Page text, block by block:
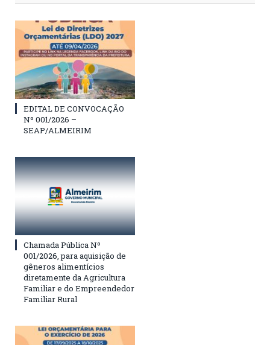
EDITAL DE CONVOCAÇÃO
Nº 001/2026 –
SEAP/ALMEIRIM
Chamada Pública Nº
001/2026, para aquisição de
gêneros alimentícios
diretamente da Agricultura
Familiar e do Empreendedor
Familiar Rural